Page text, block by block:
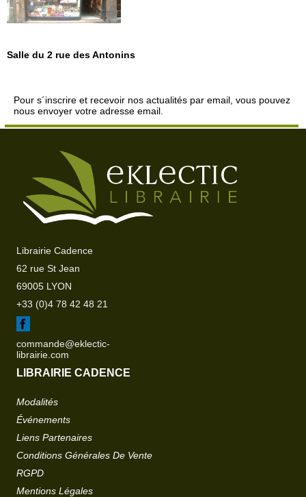
Salle du 2 rue des Antonins
Pour s´inscrire et recevoir nos actualités par email, vous pouvez
nous envoyer votre adresse email.
Librairie Cadence
62 rue St Jean
69005 LYON
+33 (0)4 78 42 48 21
commande@eklectic-
librairie.com
LIBRAIRIE CADENCE
Modalités
Événements
Liens Partenaires
Conditions Générales De Vente
RGPD
Mentions Légales